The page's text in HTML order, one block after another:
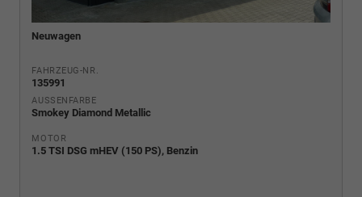
Neuwagen
FAHRZEUG-NR.
135991
AUSSENFARBE
Smokey Diamond Metallic
MOTOR
1.5 TSI DSG mHEV (150 PS), Benzin